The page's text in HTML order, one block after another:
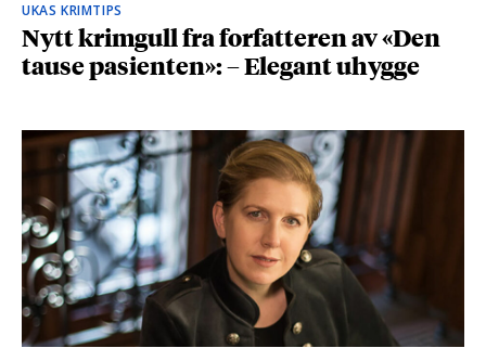
UKAS KRIMTIPS
Nytt krimgull fra forfatteren av «Den
tause pasienten»: – Elegant uhygge